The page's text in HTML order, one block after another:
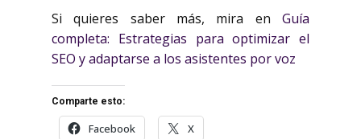
Si quieres saber más, mira en Guía
completa: Estrategias para optimizar el
SEO y adaptarse a los asistentes por voz
Comparte esto:
Facebook X